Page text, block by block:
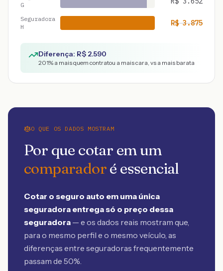
G
Seguradora
H
R$3.875
Diferença: R$ 2.590
201% a mais quem contratou a mais cara, vs a mais barata
O QUE OS DADOS MOSTRAM
Por que cotar em um
comparadoré essencial
Cotar o seguro auto em uma única
seguradora entrega só o preço dessa
seguradora — e os dados reais mostram que,
para o mesmo perfil e o mesmo veículo, as
diferenças entre seguradoras frequentemente
passam de 50%.